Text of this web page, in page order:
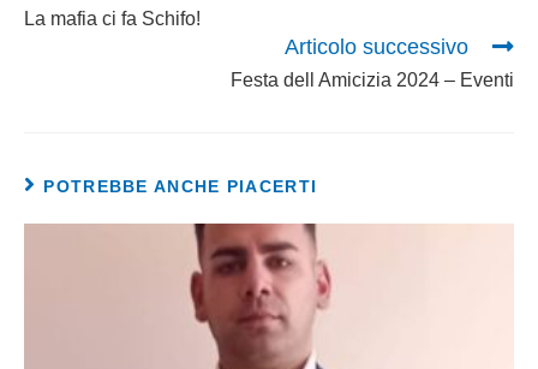
La mafia ci fa Schifo!
Articolo successivo
Festa dell Amicizia 2024 – Eventi
POTREBBE ANCHE PIACERTI